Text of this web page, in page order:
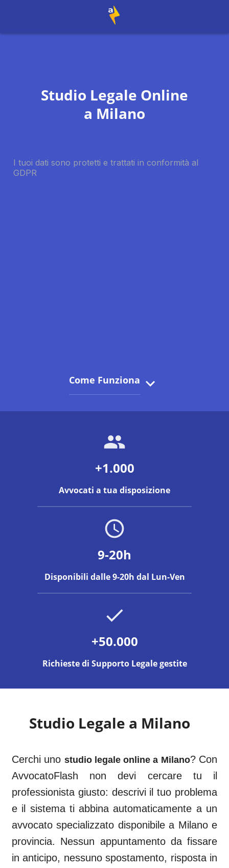
Studio Legale Online
a Milano
Come Funziona
+1.000
Avvocati a tua disposizione
9-20h
Disponibili dalle 9-20h dal Lun-Ven
+50.000
Richieste di Supporto Legale gestite
Studio Legale a Milano
Cerchi uno studio legale online a Milano? Con
AvvocatoFlash non devi cercare tu il
professionista giusto: descrivi il tuo problema
e il sistema ti abbina automaticamente a un
avvocato specializzato disponibile a Milanoe
provincia. Nessun appuntamento da fissare
in anticipo, nessuno spostamento, risposta in